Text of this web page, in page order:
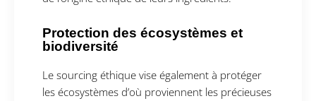
Protection des écosystèmes et
biodiversité
Le sourcing éthique vise également à protéger
les écosystèmes d’où proviennent les précieuses